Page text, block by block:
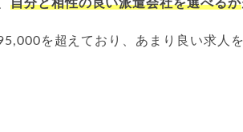
自分と相性の良い派遣会社を選べるか
を超えており、あまり良い求人